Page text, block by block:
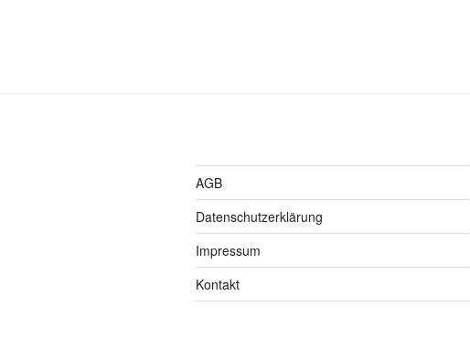
AGB
Datenschutzerklärung
Impressum
Kontakt